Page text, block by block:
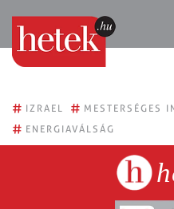
# IZRAEL # MESTERSÉGES
# ENERGIAVÁLSÁG